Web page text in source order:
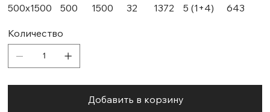
500х1500
500 1500 32 1372 5 (1+4) 643
Количество
Добавить в корзину